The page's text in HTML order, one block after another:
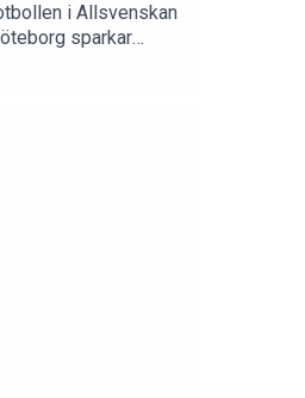
i Allsvenskan
sparkar
gäller tränarens
varnar för